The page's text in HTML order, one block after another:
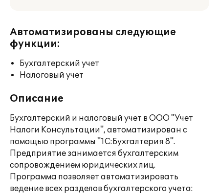
Автоматизированы следующие
функции:
Бухгалтерский учет
Налоговый учет
Описание
Бухгалтерский и налоговый учет в ООО "Учет
Налоги Консультации", автоматизирован с
помощью программы "1С:Бухгалтерия 8".
Предприятие занимается бухгалтерским
сопровождением юридических лиц.
Программа позволяет автоматизировать
ведение всех разделов бухгалтерского учета: